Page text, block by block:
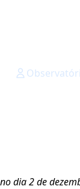
dia 2 de